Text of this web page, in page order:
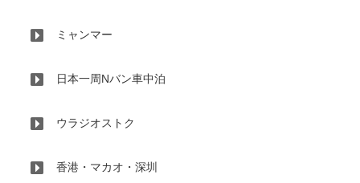
ミャンマー
日本一周Nバン車中泊
ウラジオストク
香港・マカオ・深圳